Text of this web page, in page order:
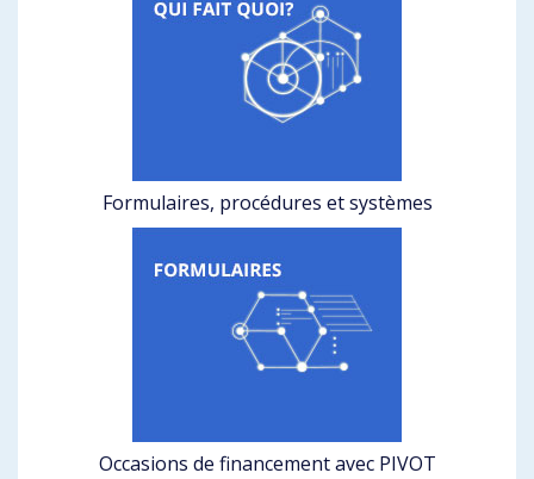
Formulaires, procédures et systèmes
Occasions de financement avec PIVOT